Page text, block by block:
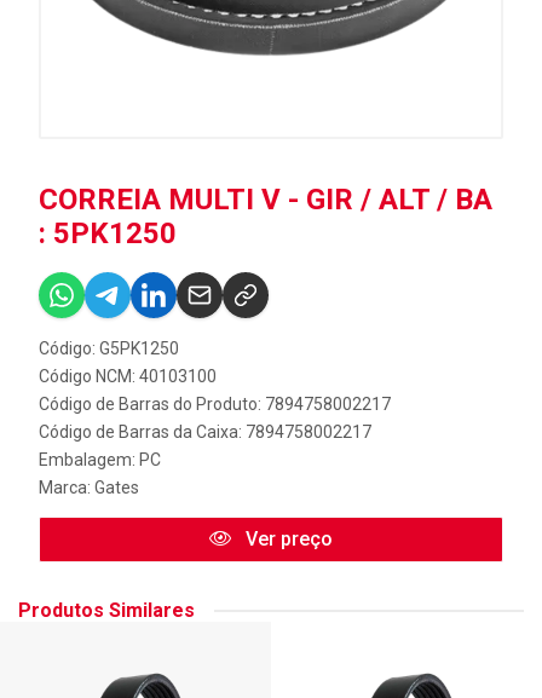
CORREIA MULTI V - GIR / ALT / BA
: 5PK1250
Código: G5PK1250
Código NCM: 40103100
Código de Barras do Produto: 7894758002217
Código de Barras da Caixa: 7894758002217
Embalagem: PC
Marca: Gates
Ver preço
Produtos Similares